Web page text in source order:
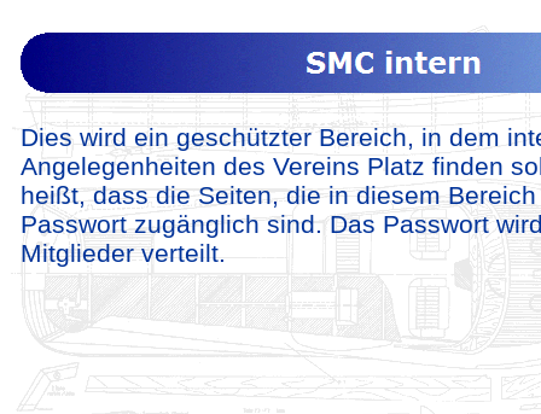
Dies wird ein geschützter Bereich, in dem
Angelegenheiten des Vereins Platz finden
heißt, dass die Seiten, die in diesem
Passwort zugänglich sind. Das Passwort
Mitglieder verteilt.